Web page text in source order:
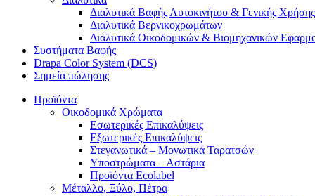
Διαλυτικά Βαφής Αυτοκινήτου & Γενικής Χρήσης
Διαλυτικά Βερνικοχρωμάτων
Διαλυτικά Οικοδομικών & Βιομηχανικών
Συστήματα Βαφής
Drapa Color System (DCS)
Σημεία πώλησης
Προϊόντα
Οικοδομικά Χρώματα
Εσωτερικές Επικαλύψεις
Εξωτερικές Επικαλύψεις
Στεγανωτικά – Μονωτικά Ταρατσών
Υποστρώματα – Αστάρια
Προϊόντα Ecolabel
Μέταλλο, Ξύλο, Πέτρα